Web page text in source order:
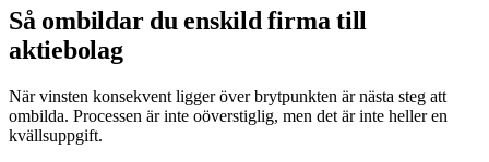
Så ombildar du enskild firma till
aktiebolag
När vinsten konsekvent ligger över brytpunkten är nästa steg att
ombilda. Processen är inte oöverstiglig, men det är inte heller en
kvällsuppgift.